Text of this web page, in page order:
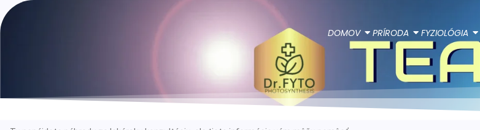
DOMOV PRÍRODA FYZIOLÓGIA